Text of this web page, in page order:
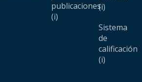
publicaciones
(i)
(i)
Sistema
de
calificación
(i)